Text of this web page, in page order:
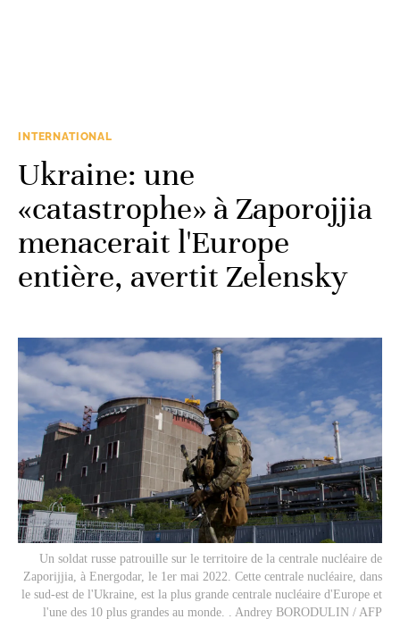
INTERNATIONAL
Ukraine: une
«catastrophe» à Zaporojjia
menacerait l'Europe
entière, avertit Zelensky
Un soldat russe patrouille sur le territoire de la centrale nucléaire de
Zaporijjia, à Energodar, le 1er mai 2022. Cette centrale nucléaire, dans
le sud-est de l'Ukraine, est la plus grande centrale nucléaire d'Europe et
l'une des 10 plus grandes au monde. . Andrey BORODULIN / AFP